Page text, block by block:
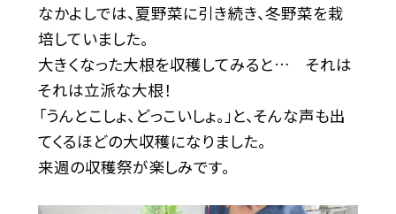
なかよしでは、夏野菜に引き続き、冬野菜を栽
培していました。
大きくなった大根を収穫してみると… それは
それは立派な大根！
「うんとこしょ、どっこいしょ。」と、そんな声も出
てくるほどの大収穫になりました。
来週の収穫祭が楽しみです。